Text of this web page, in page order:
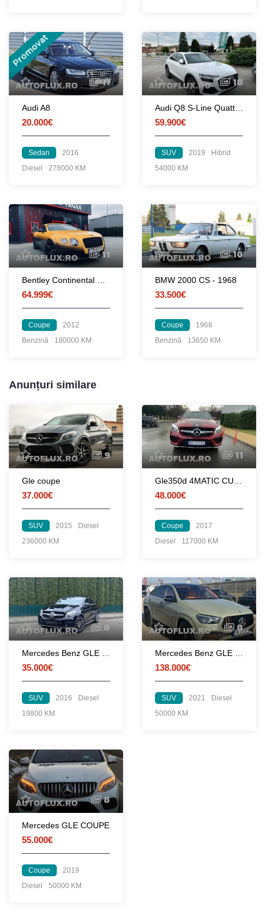
Promovat
11
Audi A8
20.000€
Sedan
2016
Diesel
278000 KM
18
59.900€
SUV 2019
Hibrid
54000 KM
11
64.999€
Coupe
2012
Benzină
180000 KM
10
BMW 2000 CS - 1968
33.500€
Coupe
1968
Benzină
13650 KM
Anunțuri similare
9
Gle coupe
37.000€
SUV 2015
Diesel
236000 KM
11
48.000€
Coupe
2017
Diesel
117000 KM
8
35.000€
SUV 2016
Diesel
19800 KM
8
138.000€
SUV 2021
Diesel
50000 KM
8
Mercedes GLE COUPE
55.000€
Coupe
2019
Diesel
50000 KM